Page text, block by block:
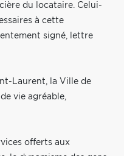
du locataire. Celui-
à cette
signé, lettre
Laurent, la Ville de
vie agréable,
offerts aux